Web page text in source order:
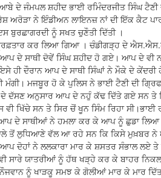
ਦੇ ਜੰਮਪਲ ਸ਼ਹੀਦ ਭਾਈ ਰਮਿੰਦਰਜੀਤ ਸਿੰਘ ਟੈਣੀ
ਨੇ ਇੰਡੀਅਨ ਲਾਇਨਜ਼ ਨਾਂ ਦੀ ਇੱਕ ਕੈਟ
ਬੁਰਛਾਗਰਦੀ ਨੂੰ ਸਖਤ ਚੁਣੌਤੀ ਦਿੱਤੀ ।
ਕਰ ਲਿਆ ਗਿਆ । ਚੰਡੀਗੜ੍ਹ ਦੇ
ਦੇ ਸਾਥੀ ਦੋਵੇਂ ਸਿੰਘ ਸ਼ਹੀਦ ਹੋ ਗਏ। ਆਪ ਦੇ ਵੀ
ਦੌਰਾਨ ਆਪ ਦੇ ਸਾਥੀ ਸਿੰਘਾਂ ਨੇ ਮੌਕੇ ਦੇ ਕੇਂਦਰੀ
ਮਜਬੂਰ ਹੋ ਕੇ ਪੁਲਿਸ ਨੇ ਭਾਈ ਟੈਣੀ ਦੀ
ਦੱਸਣ ਅਨੁਸਾਰ ਆਪ ਦੇ ਨਹੁੰ ਕੱਢ ਦਿੱਤੇ ਗਏ ਸਨ ਤੇ
ਖਿੱਚੇ ਸਨ ਤੇ ਸਿਰ ਚੋਂ ਖੂਨ ਸਿੰਮ ਰਿਹਾ ਸੀ।ਭਾਈ
ਆਪ ਦੇ ਸਾਥੀਆਂ ਨੇ ਹਮਲਾ ਕਰ ਕੇ ਆਪ ਨੂੰ ਛੁਡਾ
ਤੋਂ ਲੁਧਿਆਣੇ ਵੱਲ ਆ ਰਹੇ ਸਨ ਕਿ ਕਿਸੇ ਮੁਖ਼ਬਰ ਨੇ
ਦੋਹਾਂ ਨੇ ਲਲਕਾਰਾ ਮਾਰ ਕੇ ਸ਼ਸਤਰ ਸੰਭਾਲ ਲਏ
ਸਾਰੇ ਯਾਤਰੀਆਂ ਨੂੰ ਹੱਥ ਖੜ੍ਹੇ ਕਰ ਕੇ ਬਾਹਰ
ਨੂੰ ਖਾੜਕੂ ਸਮਝ ਕੇ ਗੋਲੀਆਂ ਮਾਰ ਕੇ ਮਾਰ